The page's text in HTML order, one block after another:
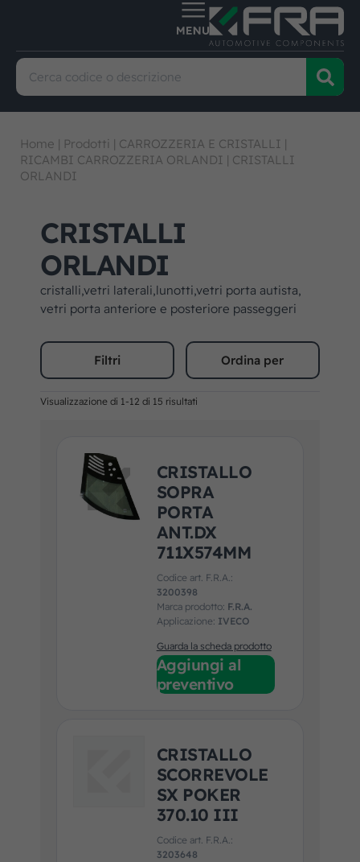
Home | Prodotti | CARROZZERIA E CRISTALLI |
RICAMBI CARROZZERIA ORLANDI | CRISTALLI
ORLANDI
CRISTALLI
ORLANDI
cristalli,vetri laterali,lunotti,vetri porta autista,
vetri porta anteriore e posteriore passeggeri
Filtri Ordina per
Visualizzazione di 1-12 di 15 risultati
CRISTALLO
SOPRA
PORTA
ANT.DX
711X574MM
Codice art. F.R.A.:
3200398
Marca prodotto: F.R.A.
Applicazione: IVECO
Guarda la scheda prodotto
Aggiungi al
preventivo
CRISTALLO
SCORREVOLE
SX POKER
370.10 III
Codice art. F.R.A.:
3203648